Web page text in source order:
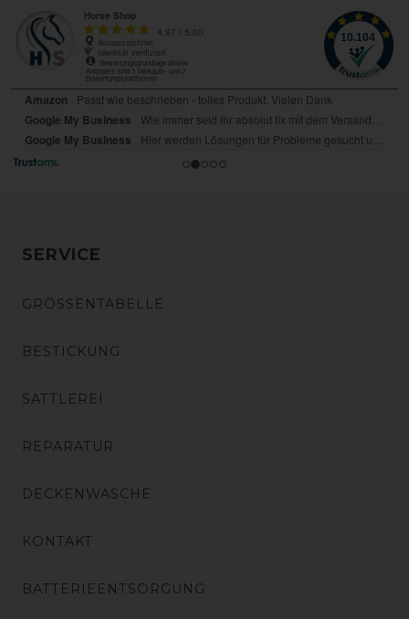
SERVICE
GRÖSSENTABELLE
BESTICKUNG
SATTLEREI
REPARATUR
DECKENWÄSCHE
KONTAKT
BATTERIEENTSORGUNG